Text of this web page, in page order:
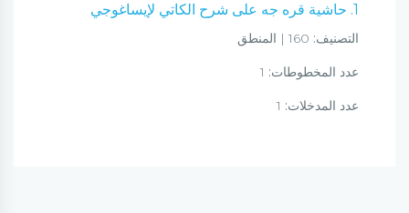
1. حاشية قره جه على شرح الكاتي لإيساغوجي
التصنيف:
عدد المخطوطات:
عدد المدخلات: